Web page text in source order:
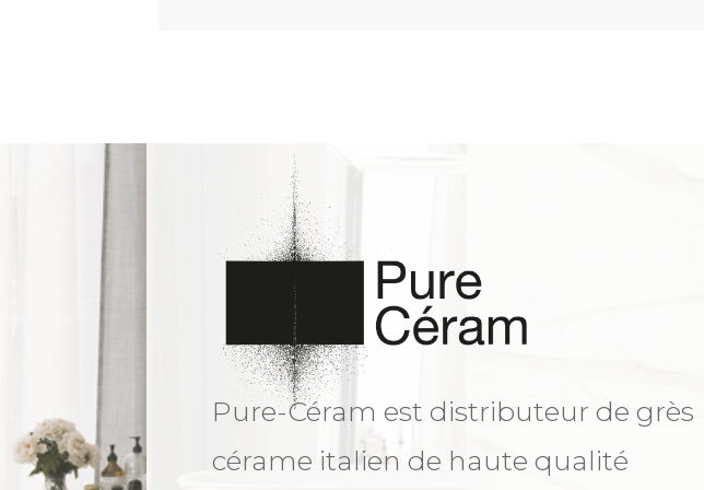
Pure-Céram est distributeur de grès
cérame italien de haute qualité